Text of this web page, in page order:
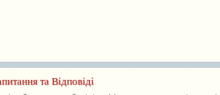
та Відповіді